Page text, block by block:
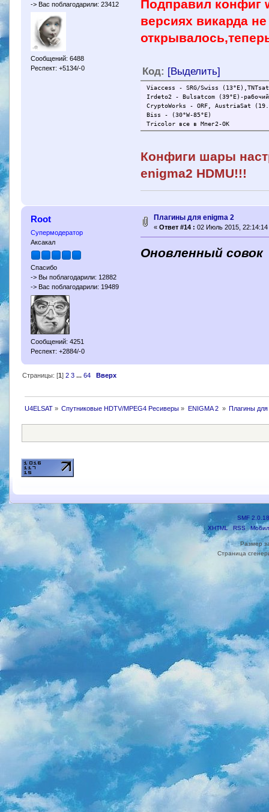
-> Вас поблагодарили: 23412
Сообщений: 6488
Респект: +5134/-0
Подправил конфиг
версиях викарда
Код: [Выделить]
Viaccess - SRG/Swiss
Irdeto2 - Bulsatcom (39°E)-
CryptoWorks - ORF, AustriaSat
Biss - (30°W-85°E)
Tricolor все в Мпег2-ОК
Конфиги шары
enigma2 HDMU!!!
Root
Супермодератор
Аксакал
Спасибо
-> Вы поблагодарили: 12882
-> Вас поблагодарили: 19489
Сообщений: 4251
Респект: +2884/-0
Плагины для enigma 2
« Ответ #14 : 02 Июль 2015, 22:14:14
Оновленный совок
Страницы: [1] 2 3 ... 64 Вверх
U4ELSAT» Спутниковые HDTV/MPEG4 Ресиверы » ENIGMA 2 » Плагины для
SMF 2.0.18
XHTML
RSS
Размер
Страница